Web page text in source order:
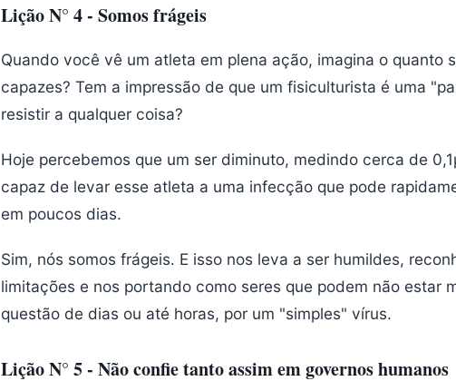
Lição N° 4 - Somos frágeis
Quando você vê um atleta em plena ação, imagina o quanto
capazes? Tem a impressão de que um fisiculturista é uma
resistir a qualquer coisa?
Hoje percebemos que um ser diminuto, medindo cerca de
capaz de levar esse atleta a uma infecção que pode
em poucos dias.
Sim, nós somos frágeis. E isso nos leva a ser humildes,
limitações e nos portando como seres que podem não estar
questão de dias ou até horas, por um "simples" vírus.
Lição N° 5 - Não confie tanto assim em governos humanos